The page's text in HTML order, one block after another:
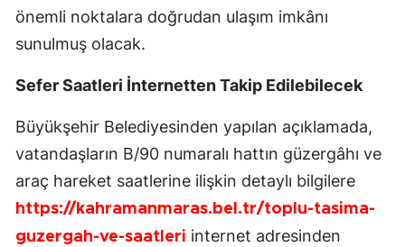
önemli noktalara doğrudan ulaşım imkânı
sunulmuş olacak.
Sefer Saatleri İnternetten Takip Edilebilecek
Büyükşehir Belediyesinden yapılan açıklamada,
vatandaşların B/90 numaralı hattın güzergâhı ve
araç hareket saatlerine ilişkin detaylı bilgilere
https://kahramanmaras.bel.tr/toplu-tasima-
guzergah-ve-saatleri internet adresinden